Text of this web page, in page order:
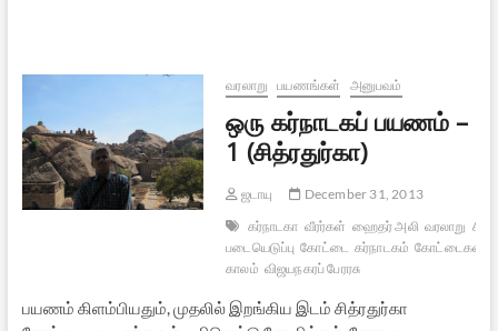
வரலாறு பயணங்கள் அனுபவம்
ஒரு கர்நாடகப் பயணம் –
1 (சித்ரதுர்கா)
ஜடாயு
December 31, 2013
கர்நாடகா வீரர்கள் ஹைதர் அலி வரலாறு
படையெடுப்பு கோட்டை கர்நாடகம் கோட்டைகள்
காலம் விஜயநகரப் பேரரசு
பயணம் கிளம்பியதும், முதலில் இறங்கிய இடம் சித்ரதுர்கா